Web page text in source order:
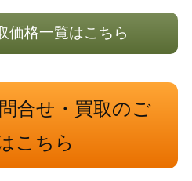
価格一覧はこちら
合せ・買取のご
こちら